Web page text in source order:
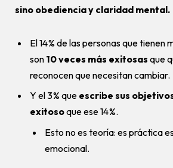
sino obediencia y claridad mental.
El 14 % de las personas que tienen
son 10 veces más exitosas que
reconocen que necesitan cambiar.
Y el 3 % que escribe sus
exitosoque ese 14 %.
Esto no es teoría: es práctica
emocional.